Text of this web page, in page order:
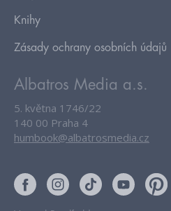
Knihy
Zásady ochrany osobních údajů
Albatros Media a.s.
5. května 1746/22
140 00 Praha 4
humbook@albatrosmedia.cz